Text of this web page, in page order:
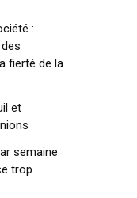
:
fierté de la
et
semaine
trop